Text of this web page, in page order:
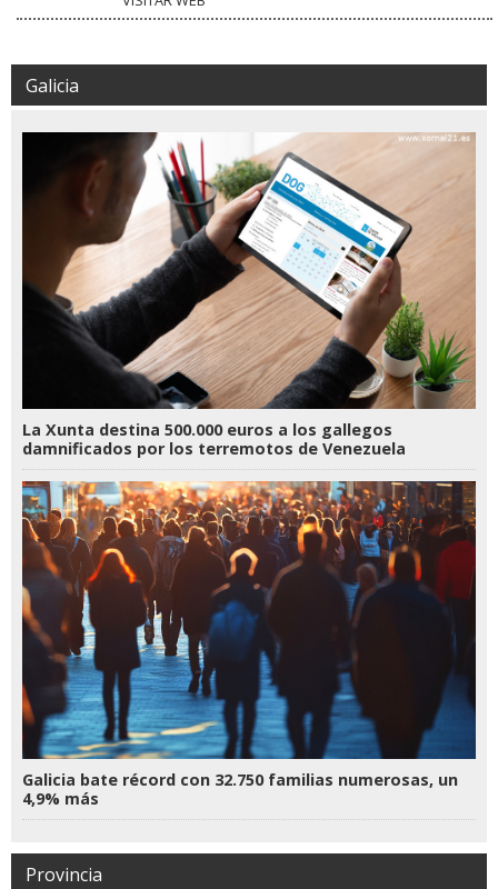
Galicia
La Xunta destina 500.000 euros a los gallegos
damnificados por los terremotos de Venezuela
Galicia bate récord con 32.750 familias numerosas, un
4,9% más
Provincia